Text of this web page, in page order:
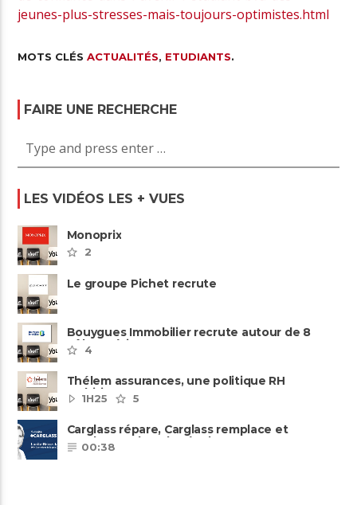
jeunes-plus-stresses-mais-toujours-optimistes.html
MOTS CLÉSACTUALITÉS, ETUDIANTS.
FAIRE UNE RECHERCHE
LES VIDÉOS LES + VUES
Monoprix
2
Le groupe Pichet recrute
Bouygues Immobilier recrute autour de 8
pôles métiers
4
Thélem assurances, une politique RH
ambitieuse
1H25 5
Carglass répare, Carglass remplace et
Carglass embauche également.
00:38